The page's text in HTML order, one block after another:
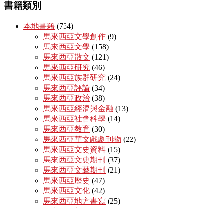
書籍類別
本地書籍 (734)
馬來西亞文學創作 (9)
馬來西亞文學 (158)
馬來西亞散文 (121)
馬來西亞研究 (46)
馬來西亞族群研究 (24)
馬來西亞評論 (34)
馬來西亞政治 (38)
馬來西亞經濟與金融 (13)
馬來西亞社會科學 (14)
馬來西亞教育 (30)
馬來西亞華文戲劇刊物 (22)
馬來西亞文史資料 (15)
馬來西亞文史期刊 (37)
馬來西亞文藝期刊 (21)
馬來西亞歷史 (47)
馬來西亞文化 (42)
馬來西亞地方書寫 (25)